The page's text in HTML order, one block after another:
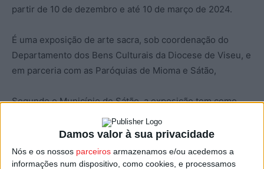
Damos valor à sua privacidade
Nós e os nossos parceiros armazenamos e/ou acedemos a
informações num dispositivo, como cookies, e processamos
partir de 10 de dezembro e até 10 de março de 2024.
É uma exposição de arte sacra, sob coordenação do
Departamento dos Bens Culturais da Diocese de Viseu, e
em parceria com as Paróquias de Mioma e Sátão,
Segundo o Município de Sátão, a exposição tem como
objetivo “preservar, valorizar e dinamizar o património
religioso do concelho de Sátão” e “enriquecendo a oferta
cultural poder atrais mais gente ao concelho. Acrescenta
a autarquia satense que é, também, uma aposta na